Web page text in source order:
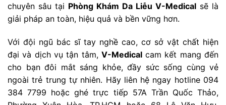
chuyên sâu tại Phòng Khám Da Liễu V-Medical sẽ là
giải pháp an toàn, hiệu quả và bền vững hơn.
Với đội ngũ bác sĩ tay nghề cao, cơ sở vật chất hiện
đại và dịch vụ tận tâm, V-Medicalcam kết mang đến
cho bạn đôi mắt sáng khỏe, đầy sức sống cùng vẻ
ngoài trẻ trung tự nhiên. Hãy liên hệ ngay hotline 094
384 7799 hoặc ghé trực tiếp 57A Trần Quốc Thảo,